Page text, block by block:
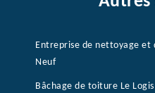
Entreprise de nettoyage et
Neuf
Bâchage de toiture Le